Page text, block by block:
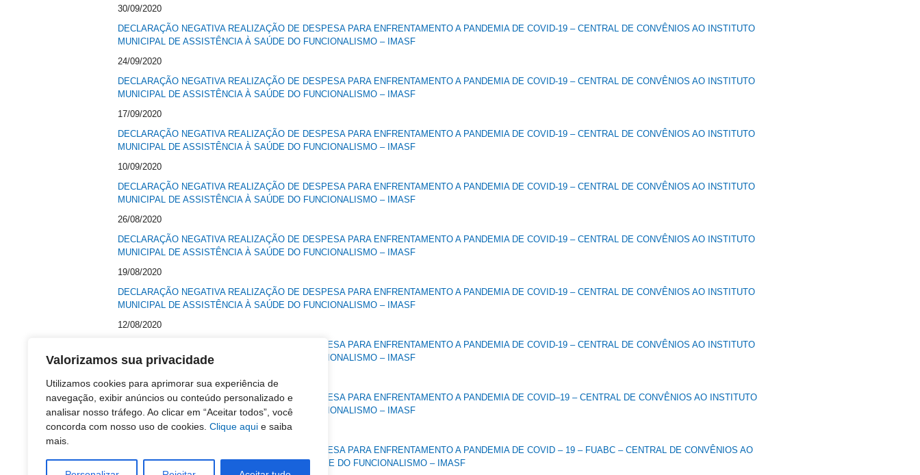
Valorizamos sua privacidade
Utilizamos cookies para aprimorar sua experiência de
navegação, exibir anúncios ou conteúdo personalizado e
analisar nosso tráfego. Ao clicar em “Aceitar todos”, você
concorda com nosso uso de cookies. Clique aqui e saiba
mais.
30/09/2020
DECLARAÇÃO NEGATIVA REALIZAÇÃO DE DESPESA PARA ENFRENTAMENTO A PANDEMIA DE COVID-19 – CENTRAL DE CONVÊNIOS AO INSTITUTO
MUNICIPAL DE ASSISTÊNCIA À SAÚDE DO FUNCIONALISMO – IMASF
24/09/2020
DECLARAÇÃO NEGATIVA REALIZAÇÃO DE DESPESA PARA ENFRENTAMENTO A PANDEMIA DE COVID-19 – CENTRAL DE CONVÊNIOS AO INSTITUTO
MUNICIPAL DE ASSISTÊNCIA À SAÚDE DO FUNCIONALISMO – IMASF
17/09/2020
DECLARAÇÃO NEGATIVA REALIZAÇÃO DE DESPESA PARA ENFRENTAMENTO A PANDEMIA DE COVID-19 – CENTRAL DE CONVÊNIOS AO INSTITUTO
MUNICIPAL DE ASSISTÊNCIA À SAÚDE DO FUNCIONALISMO – IMASF
10/09/2020
DECLARAÇÃO NEGATIVA REALIZAÇÃO DE DESPESA PARA ENFRENTAMENTO A PANDEMIA DE COVID-19 – CENTRAL DE CONVÊNIOS AO INSTITUTO
MUNICIPAL DE ASSISTÊNCIA À SAÚDE DO FUNCIONALISMO – IMASF
26/08/2020
DECLARAÇÃO NEGATIVA REALIZAÇÃO DE DESPESA PARA ENFRENTAMENTO A PANDEMIA DE COVID-19 – CENTRAL DE CONVÊNIOS AO INSTITUTO
MUNICIPAL DE ASSISTÊNCIA À SAÚDE DO FUNCIONALISMO – IMASF
19/08/2020
DECLARAÇÃO NEGATIVA REALIZAÇÃO DE DESPESA PARA ENFRENTAMENTO A PANDEMIA DE COVID-19 – CENTRAL DE CONVÊNIOS AO INSTITUTO
MUNICIPAL DE ASSISTÊNCIA À SAÚDE DO FUNCIONALISMO – IMASF
12/08/2020
DECLARAÇÃO NEGATIVA REALIZAÇÃO DE DESPESA PARA ENFRENTAMENTO A PANDEMIA DE COVID-19 – CENTRAL DE CONVÊNIOS AO INSTITUTO
MUNICIPAL DE ASSISTÊNCIA À SAÚDE DO FUNCIONALISMO – IMASF
DECLARAÇÃO NEGATIVA REALIZAÇÃO DE DESPESA PARA ENFRENTAMENTO A PANDEMIA DE COVID–19 – CENTRAL DE CONVÊNIOS AO INSTITUTO
MUNICIPAL DE ASSISTÊNCIA À SAÚDE DO FUNCIONALISMO – IMASF
29/07/2020
DECLARAÇÃO NEGATIVA REALIZAÇÃO DE DESPESA PARA ENFRENTAMENTO A PANDEMIA DE COVID – 19 – FUABC – CENTRAL DE CONVÊNIOS AO
INSTITUTO MUNICIPAL DE ASSISTÊNCIA À SAÚDE DO FUNCIONALISMO – IMASF